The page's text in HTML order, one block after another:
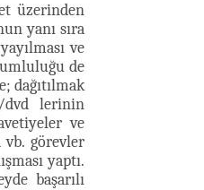
üzerinden
yanı sıra
ve
de
dağıtılmak
dvd lerinin
ve
vb. görevler
yaptı.
başarılı